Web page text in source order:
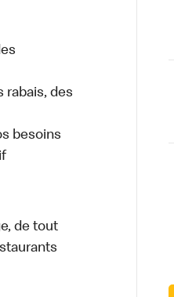
rabais, des
besoins
de tout